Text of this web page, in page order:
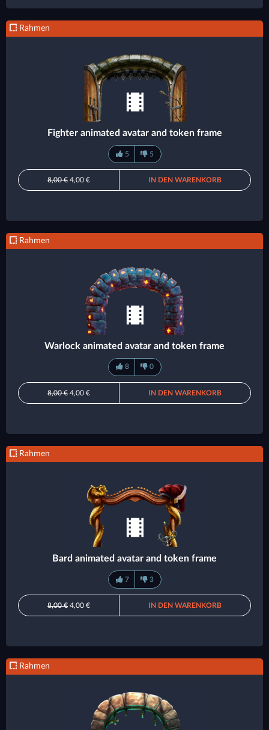
Rahmen
Fighter animated avatar and token frame
5 5
8,00 € 4,00 € IN DEN WARENKORB
Rahmen
Warlock animated avatar and token frame
8 0
8,00 € 4,00 € IN DEN WARENKORB
Rahmen
Bard animated avatar and token frame
7 3
8,00 € 4,00 € IN DEN WARENKORB
Rahmen